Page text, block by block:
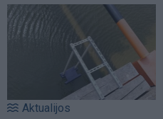
Aktualijos